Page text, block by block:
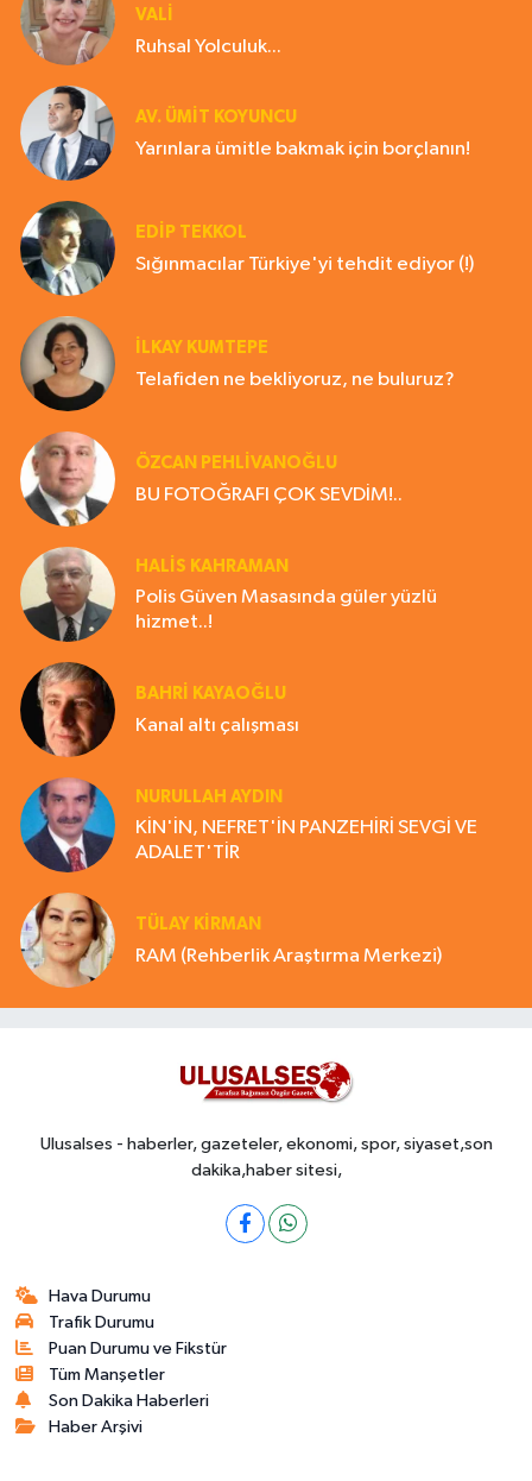
VALİ
Ruhsal Yolculuk...
AV. ÜMIT KOYUNCU
Yarınlara ümitle bakmak için borçlanın!
EDIP TEKKOL
Sığınmacılar Türkiye'yi tehdit ediyor (!)
İLKAY KUMTEPE
Telafiden ne bekliyoruz, ne buluruz?
ÖZCAN PEHLİVANOĞLU
BU FOTOĞRAFI ÇOK SEVDİM!..
HALIS KAHRAMAN
Polis Güven Masasında güler yüzlü
hizmet..!
BAHRI KAYAOĞLU
Kanal altı çalışması
NURULLAH AYDIN
KİN'İN, NEFRET'İN PANZEHİRİ SEVGİ VE
ADALET'TİR
TÜLAY KİRMAN
RAM (Rehberlik Araştırma Merkezi)
Ulusalses - haberler, gazeteler, ekonomi, spor, siyaset,son
dakika,haber sitesi,
Hava Durumu
Trafik Durumu
Puan Durumu ve Fikstür
Tüm Manşetler
Son Dakika Haberleri
Haber Arşivi